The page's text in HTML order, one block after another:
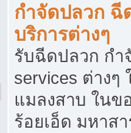
กำจัดปลวก ฉี
บริการต่างๆ
รับฉีดปลวก กำ
services ต่าง
แมลงสาบ ใน
ร้อยเอ็ด มหาส